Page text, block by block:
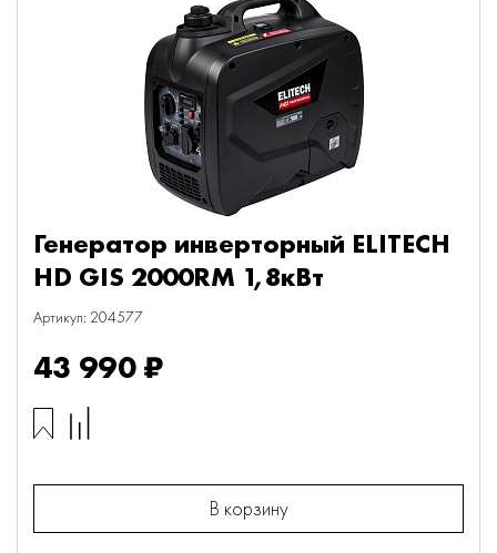
Генератор инверторный ELITECH
HD GIS 2000RМ 1,8кВт
Артикул: 204577
43 990 ₽
В корзину